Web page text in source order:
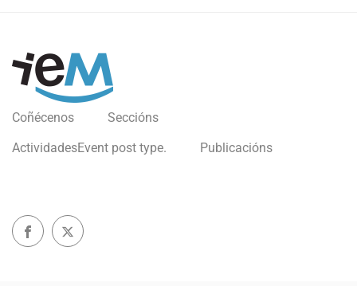
Coñécenos
Seccións
ActividadesEvent post type. Publicacións